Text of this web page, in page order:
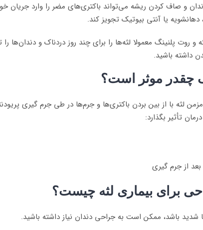
و صاف کردن ریشه می‌تواند باکتری‌های مضر را وارد جریان
یا آنتی بیوتیک تجویز کند.
و روت پلنینگ معمولا لثه‌ها را برای چند روز دردناک و
داشته باشید.
چقدر موثر است؟
مزمن لثه با از بین بردن باکتری‌ها و جرم‌ها در طی جرم گیری
تأثیر بگذارد:
از جرم گیری
برای بیماری لثه چیست؟
شدید باشد، ممکن است به جراحی دندان نیاز داشته باشید.